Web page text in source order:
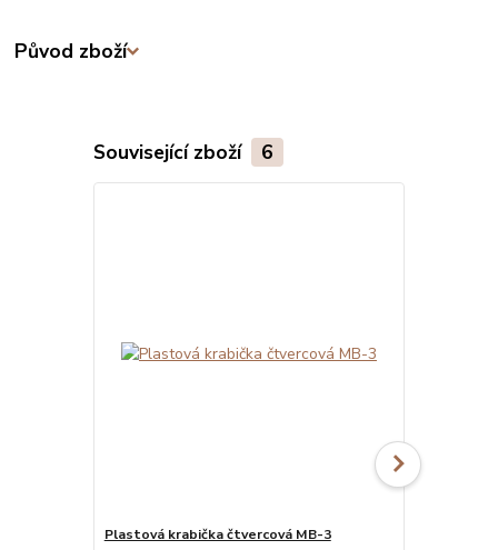
Původ zboží
Související zboží 6
Plastová krabička čtvercová MB-3